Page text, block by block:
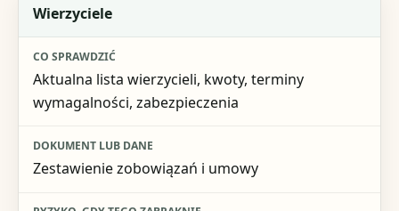
Obszar
Co sprawdzić
Dokument lub dane
Wierzyciele
Aktualna lista wierzycieli, kwoty, terminy
wymagalności, zabezpieczenia
Zestawienie zobowiązań i umowy